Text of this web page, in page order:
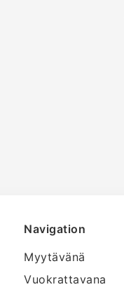
Navigation
Myytävänä
Vuokrattavana